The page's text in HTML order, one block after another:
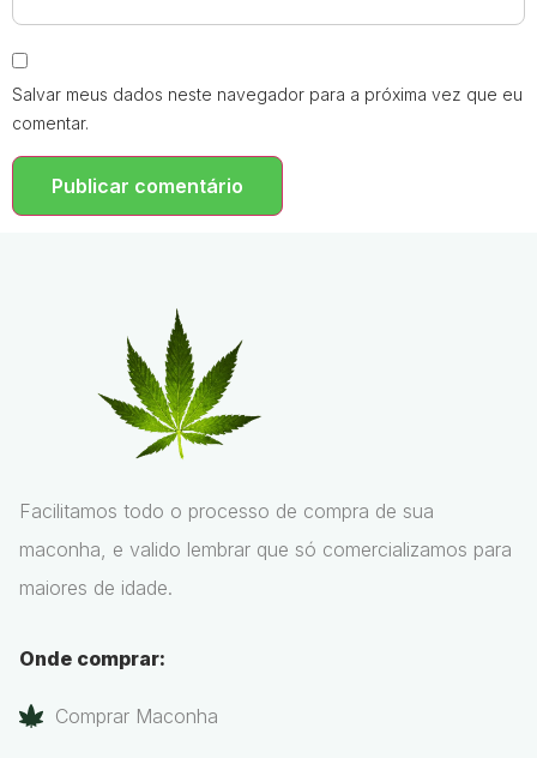
Salvar meus dados neste navegador para a próxima vez que eu
comentar.
Facilitamos todo o processo de compra de sua
maconha, e valido lembrar que só comercializamos para
maiores de idade.
Onde comprar:
Comprar Maconha